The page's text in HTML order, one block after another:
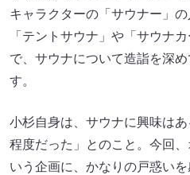
キャラクターの「サウナー」
「テントサウナ」や「サウナ
で、サウナについて造詣を深
す。
小杉自身は、サウナに興味は
程度だった」とのこと。今回
いう企画に、かなりの戸惑い